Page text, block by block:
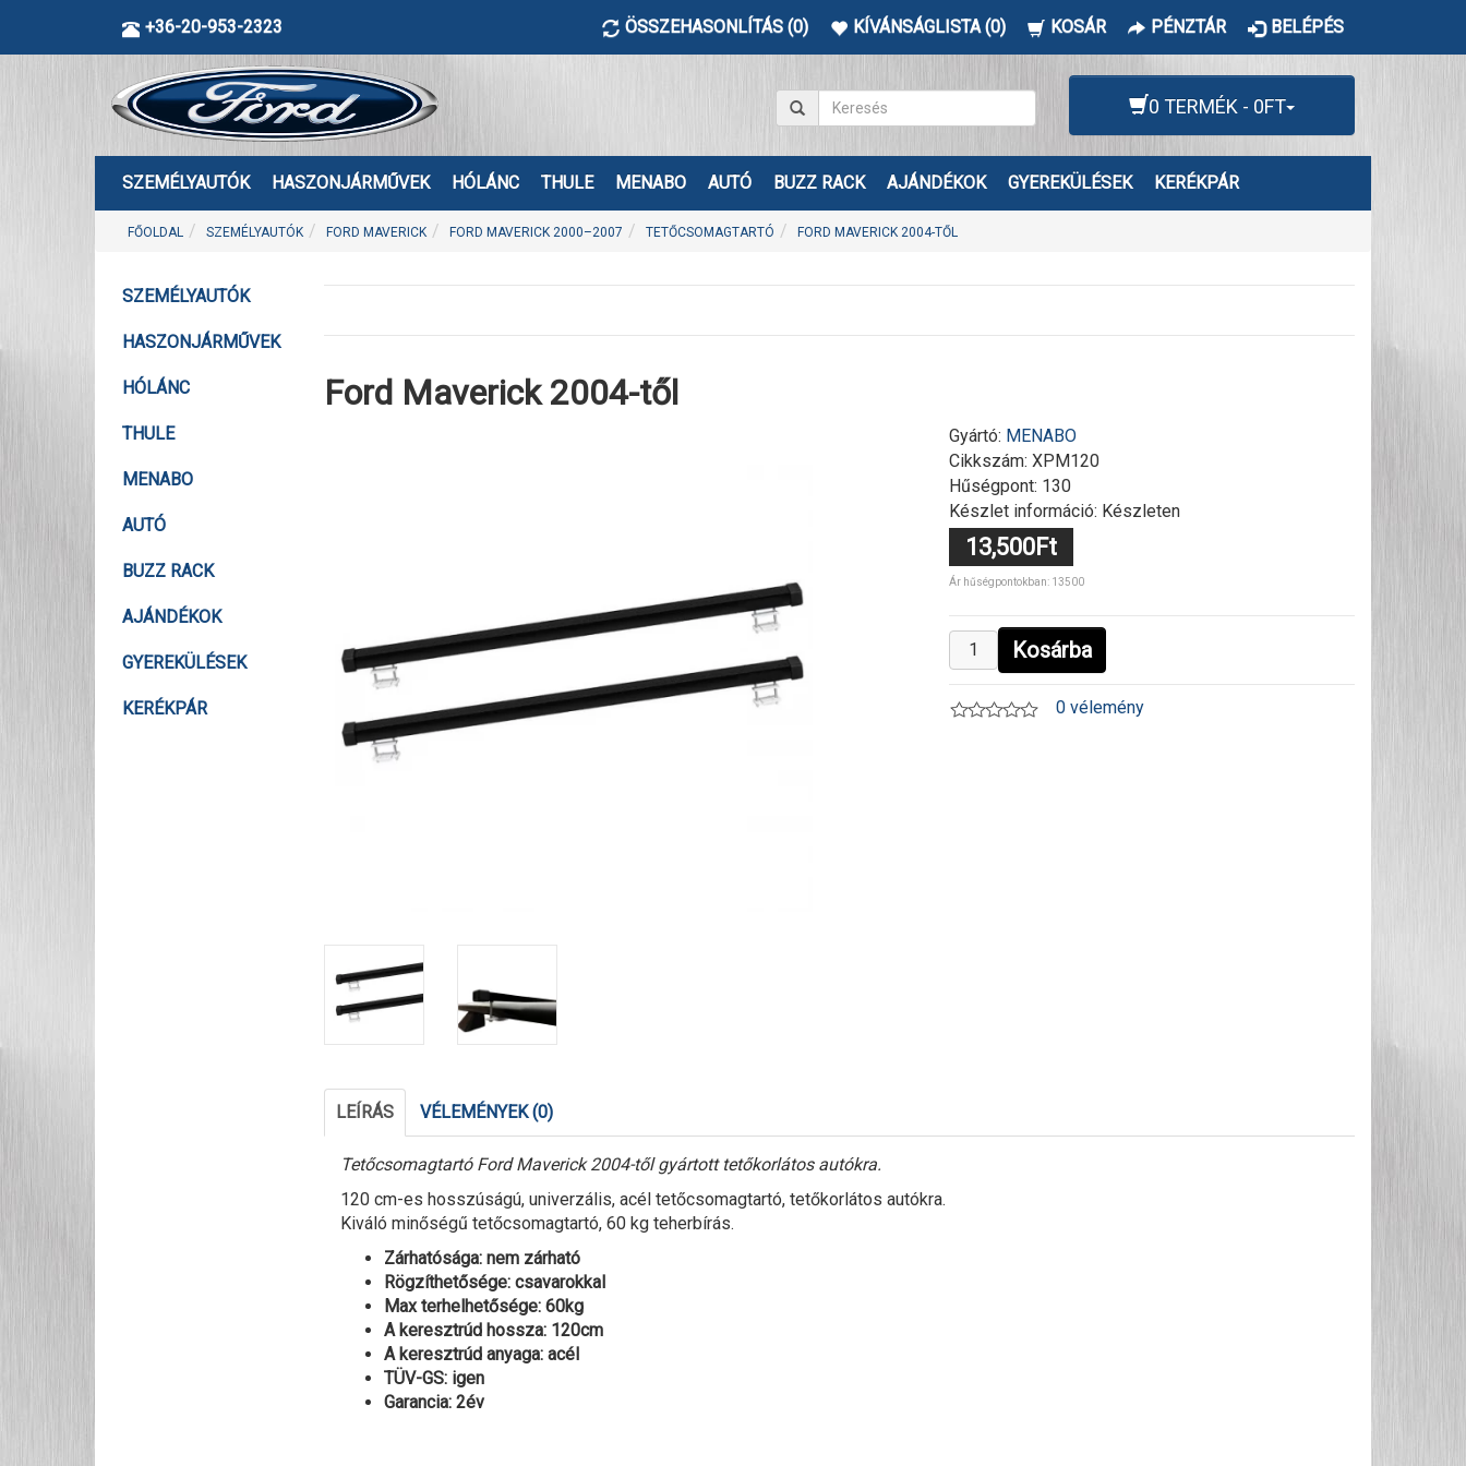
+36-20-953-2323 ÖSSZEHASONLÍTÁS (0) KÍVÁNSÁGLISTA (0) KOSÁR PÉNZTÁR BELÉPÉS
0 TERMÉK - 0FT
SZEMÉLYAUTÓK HASZONJÁRMŰVEK HÓLÁNC THULE MENABO AUTÓ BUZZ RACK AJÁNDÉKOK GYEREKÜLÉSEK KERÉKPÁR
FŐOLDAL SZEMÉLYAUTÓK FORD MAVERICK FORD MAVERICK 2000–2007 TETŐCSOMAGTARTÓ FORD MAVERICK 2004-TŐL
SZEMÉLYAUTÓK
HASZONJÁRMŰVEK
HÓLÁNC
THULE
MENABO
AUTÓ
BUZZ RACK
AJÁNDÉKOK
GYEREKÜLÉSEK
KERÉKPÁR
Ford Maverick 2004-től
Gyártó: MENABO
Cikkszám: XPM120
Hűségpont: 130
Készlet információ: Készleten
13,500Ft
Ár hűségpontokban: 13500
Kosárba
0 vélemény
LEÍRÁS VÉLEMÉNYEK (0)
Tetőcsomagtartó Ford Maverick 2004-től gyártott tetőkorlátos autókra.
120 cm-es hosszúságú, univerzális, acél tetőcsomagtartó, tetőkorlátos autókra.
Kiváló minőségű tetőcsomagtartó, 60 kg teherbírás.
Zárhatósága: nem zárható
Rögzíthetősége: csavarokkal
Max terhelhetősége: 60kg
A keresztrúd hossza: 120cm
A keresztrúd anyaga: acél
TÜV-GS: igen
Garancia: 2év